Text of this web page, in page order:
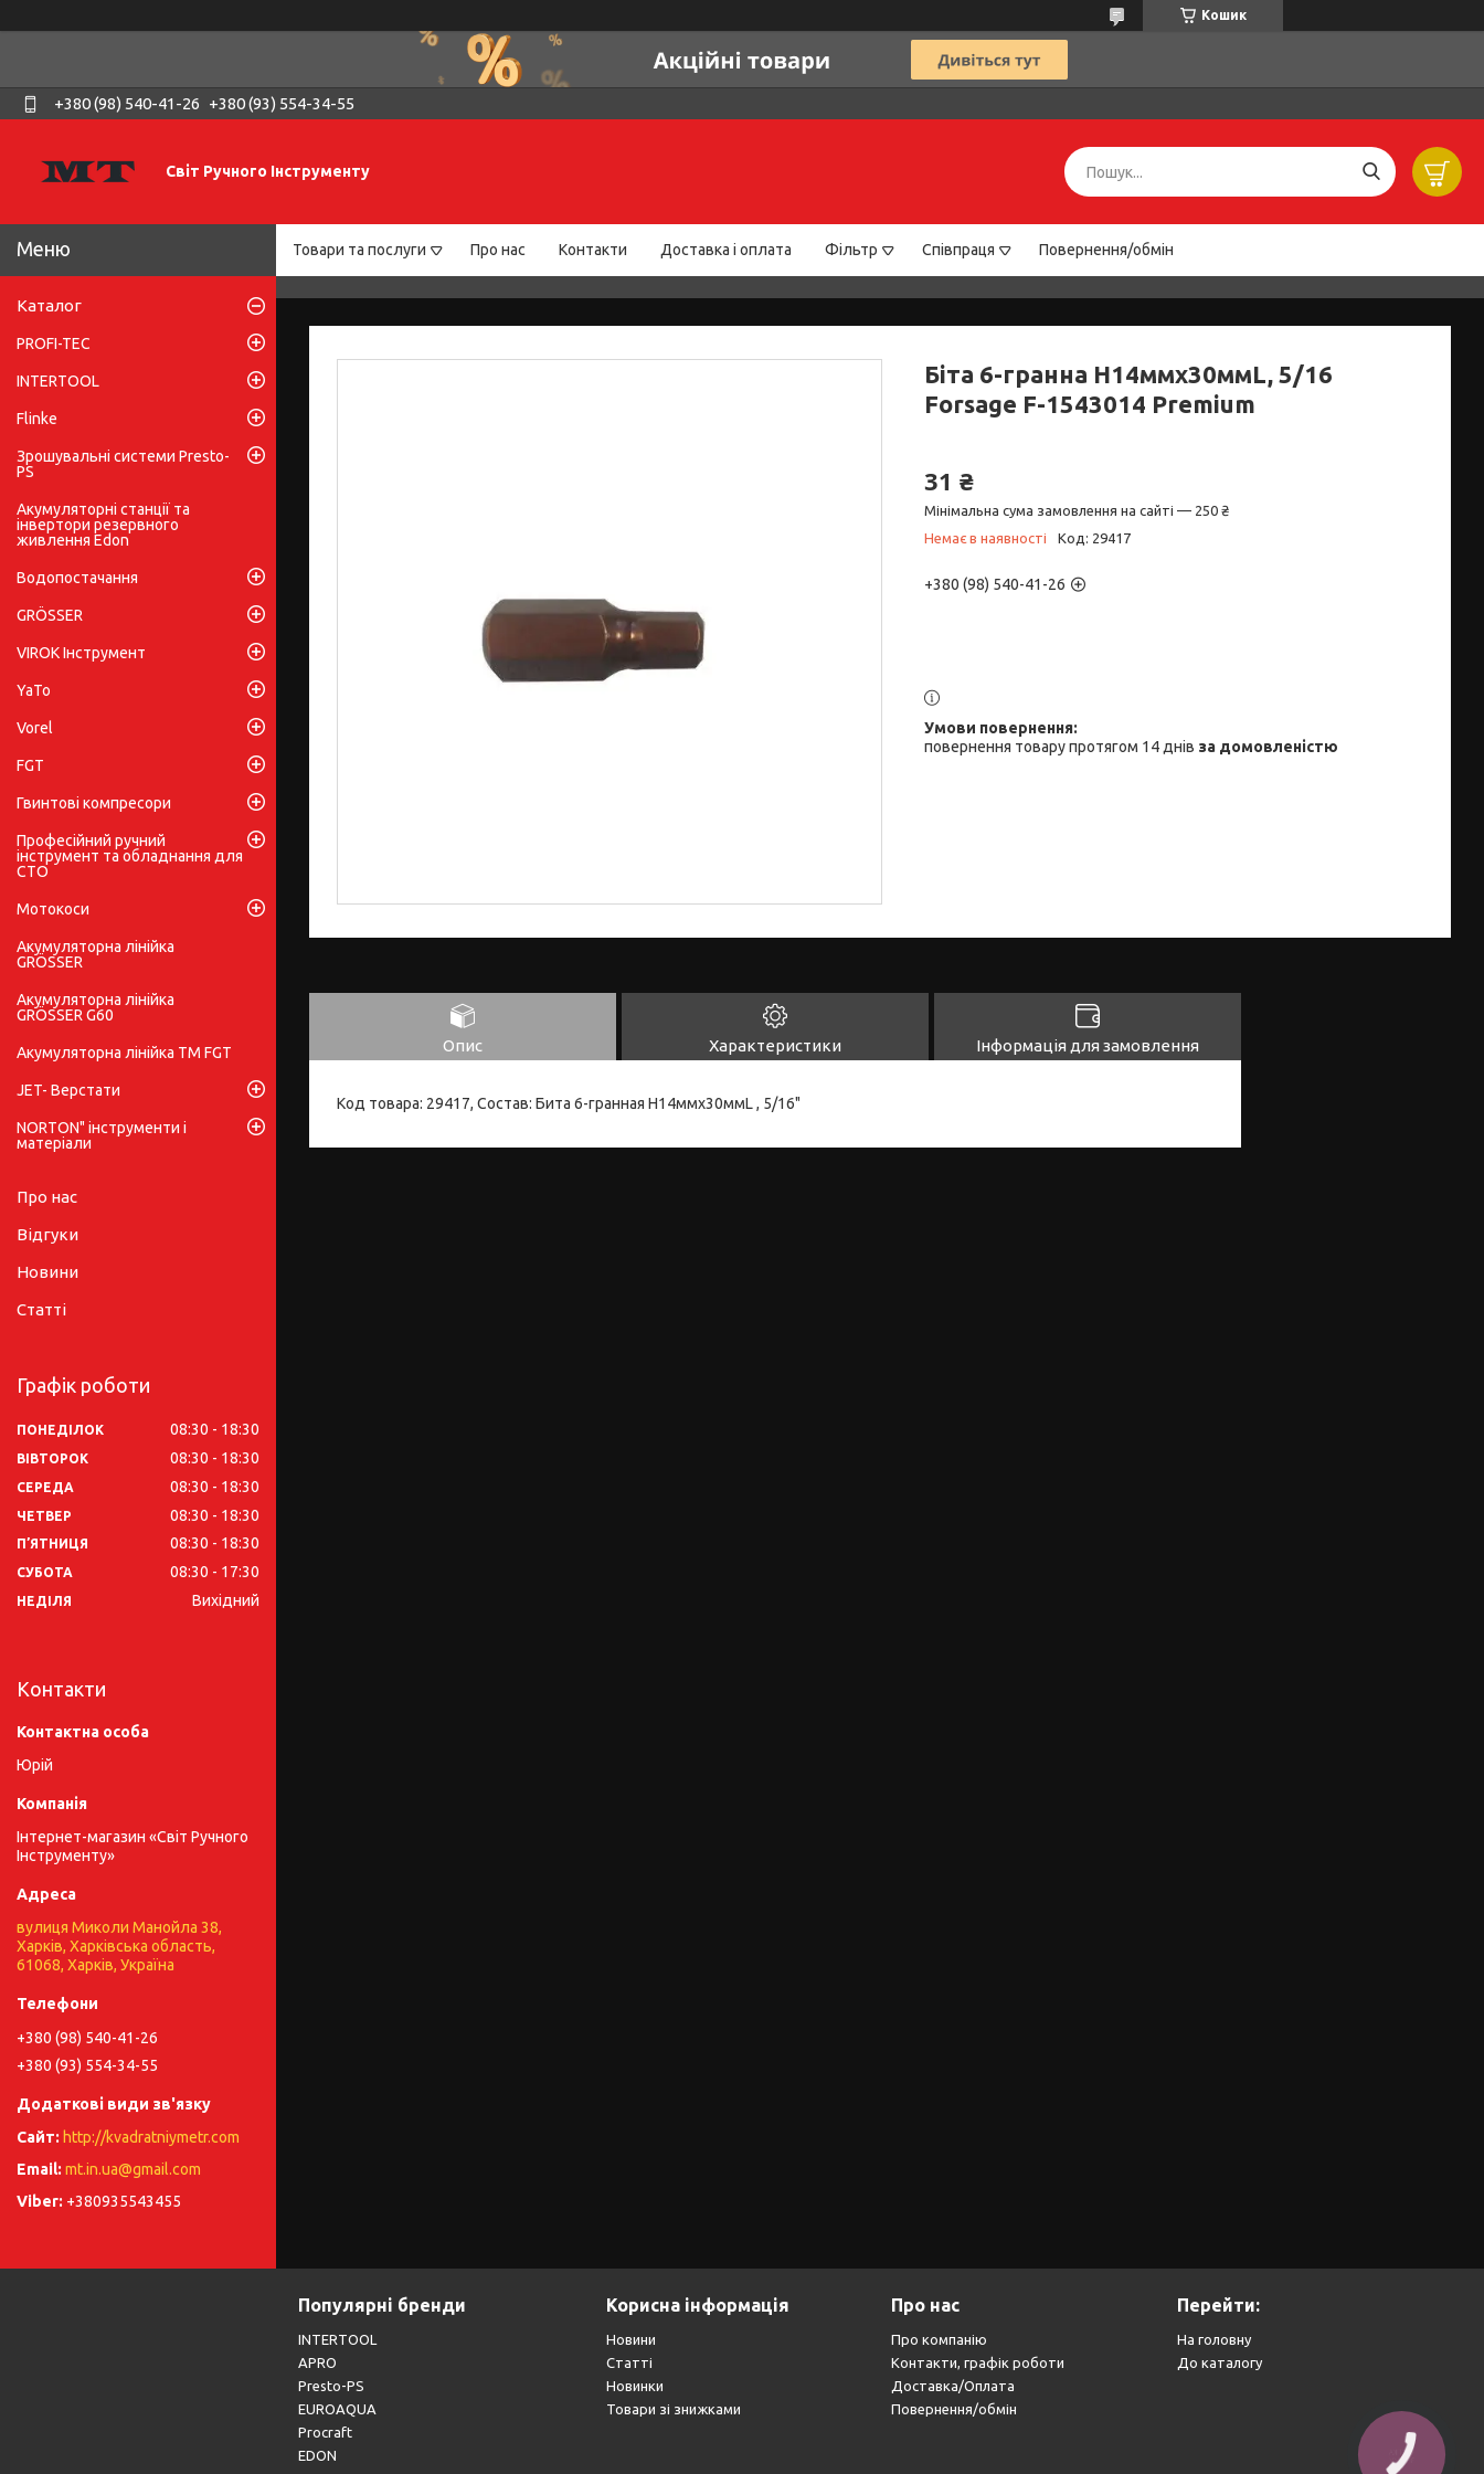
Кошик
+380 (98) 540-41-26 +380 (93) 554-34-55
Світ Ручного Інструменту
Товари та послуги Про нас Контакти Доставка і оплата Фільтр Співпраця Повернення/обмін
Біта 6-гранна H14ммх30ммL, 5/16
Forsage F-1543014 Premium
31 ₴
Мінімальна сума замовлення на сайті — 250 ₴
Немає в наявності
Код: 29417
+380 (98) 540-41-26
повернення товару протягом 14 днів за домовленістю
Опис Характеристики Інформація для замовлення
Код товара: 29417, Состав: Бита 6-гранная H14ммх30ммL , 5/16"
Каталог
PROFI-TEC
INTERTOOL
Flinke
Зрошувальні системи Presto-
PS
Акумуляторні станції та
інвертори резервного
живлення Edon
Водопостачання
GRÖSSER
VIROK Інструмент
YaTo
Vorel
FGT
Гвинтові компресори
Професійний ручний
інструмент та обладнання для
СТО
Мотокоси
Акумуляторна лінійка
GRÖSSER
Акумуляторна лінійка
GRÖSSER G60
Акумуляторна лінійка ТМ FGT
JET- Верстати
NORTON" інструменти і
матеріали
Про нас
Відгуки
Новини
Статті
Графік роботи
ПОНЕДІЛОК 08:30 18:30
ВІВТОРОК 08:30 18:30
СЕРЕДА 08:30 18:30
ЧЕТВЕР 08:30 18:30
ПʼЯТНИЦЯ 08:30 18:30
СУБОТА 08:30 17:30
НЕДІЛЯ Вихідний
Контакти
Юрій
Інтернет-магазин «Світ Ручного
Інструменту»
вулиця Миколи Манойла 38,
Харків, Харківська область,
61068, Харків, Україна
+380 (98) 540-41-26
+380 (93) 554-34-55
http://kvadratniymetr.com
mt.in.ua@gmail.com
+380935543455
Популярні бренди
INTERTOOL
APRO
Presto-PS
EUROAQUA
Procraft
EDON
Корисна інформація
Новини
Статті
Новинки
Товари зі знижками
Про нас
Про компанію
Контакти, графік роботи
Доставка/Оплата
Повернення/обмін
Перейти:
На головну
До каталогу
КНОПКА
ЗВ'ЯЗКУ